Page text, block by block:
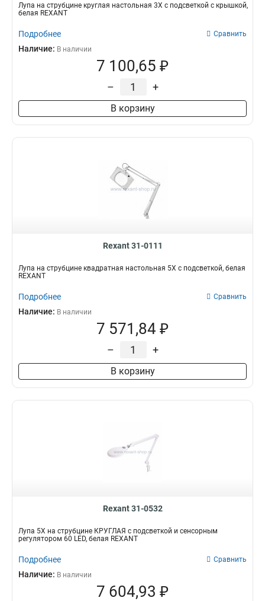
Лупа на струбцине круглая настольная 3Х с подсветкой с крышкой,
белая REXANT
Подробнее Сравнить
Наличие: В наличии
7 100,65 ₽
– +
В корзину
Rexant 31-0111
Лупа на струбцине квадратная настольная 5Х с подсветкой, белая
REXANT
Подробнее Сравнить
Наличие: В наличии
7 571,84 ₽
– +
В корзину
Rexant 31-0532
Лупа 5Х на струбцине КРУГЛАЯ с подсветкой и сенсорным
регулятором 60 LED, белая REXANT
Подробнее Сравнить
Наличие: В наличии
7 604,93 ₽